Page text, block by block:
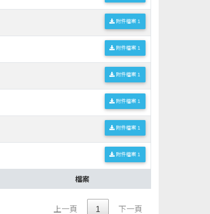
附件檔案 1
附件檔案 1
附件檔案 1
附件檔案 1
附件檔案 1
附件檔案 1
檔案
上一頁 1 下一頁